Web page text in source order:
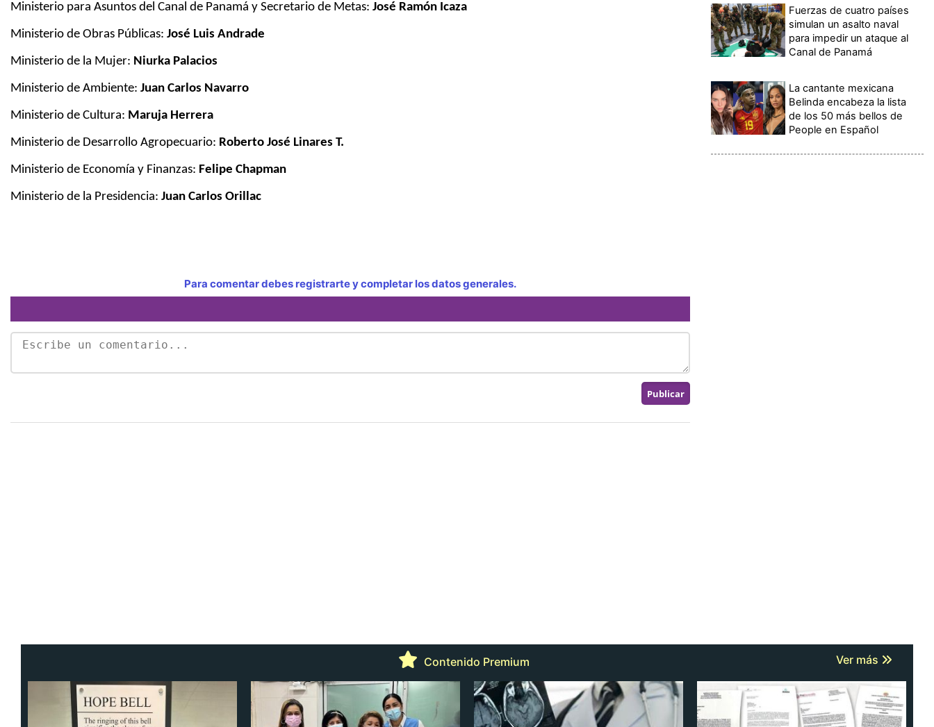
Ministerio para Asuntos del Canal de Panamá y Secretario de Metas: José Ramón Icaza
Ministerio de Obras Públicas: José Luis Andrade
Ministerio de la Mujer: Niurka Palacios
Ministerio de Ambiente: Juan Carlos Navarro
Ministerio de Cultura: Maruja Herrera
Ministerio de Desarrollo Agropecuario: Roberto José Linares T.
Ministerio de Economía y Finanzas: Felipe Chapman
Ministerio de la Presidencia: Juan Carlos Orillac
Para comentar debes registrarte y completar los datos generales.
Fuerzas de cuatro países
simulan un asalto naval
para impedir un ataque al
Canal de Panamá
La cantante mexicana
Belinda encabeza la lista
de los 50 más bellos de
People en Español
Contenido Premium Ver más